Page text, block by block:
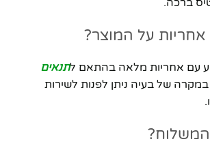
אחריות על המוצר?
עם אחריות מלאה בהתאם לתנאים
של בעיה ניתן לפנות לשירות
המשלוח?